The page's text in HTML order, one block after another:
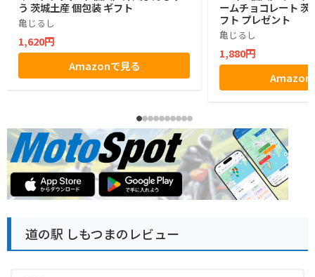
う 茨城土産 個包装 ギフト
亀じるし
1,620円
Amazonで見る
ームチョコレート 茨
フト プレゼント
亀じるし
1,880円
Amazon
道の駅 しもつまのレビュー